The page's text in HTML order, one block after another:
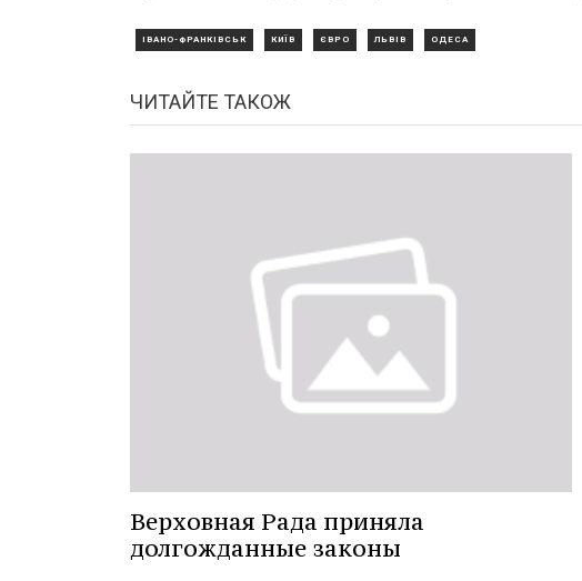
ІВАНО-ФРАНКІВСЬК КИЇВ ЄВРО ЛЬВІВ ОДЕСА
ЧИТАЙТЕ ТАКОЖ
Верховная Рада приняла
долгожданные законы